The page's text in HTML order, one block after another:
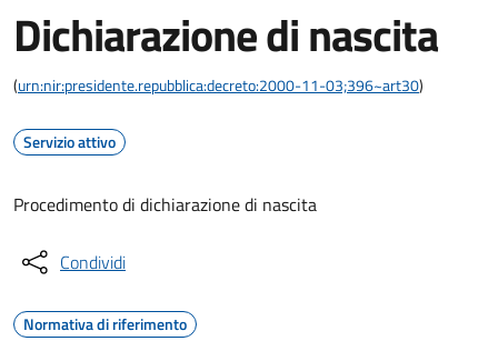
Dichiarazione di nascita
(urn:nir:presidente.repubblica:decreto:2000-11-03;396~art30)
Servizio attivo
Procedimento di dichiarazione di nascita
Condividi
Normativa di riferimento